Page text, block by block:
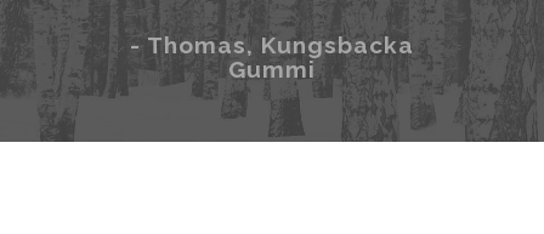
- Thomas, Kungsbacka
Gummi